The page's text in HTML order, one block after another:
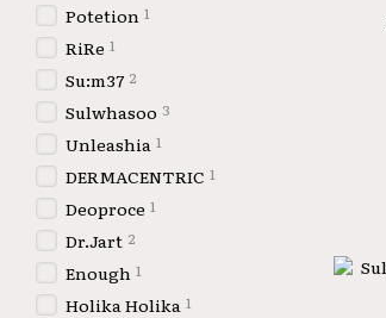
Potetion 1
RiRe 1
Su:m37 2
Sulwhasoo 3
Unleashia 1
DERMACENTRIC 1
Deoproce 1
Dr.Jart 2
Enough 1
Holika Holika 1